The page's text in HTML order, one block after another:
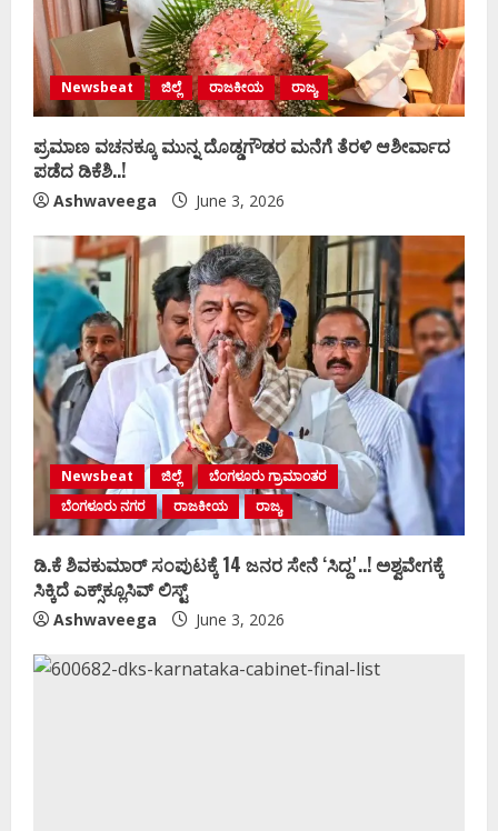
Newsbeat ಜಿಲ್ಲೆ ರಾಜಕೀಯ ರಾಜ್ಯ
ಪ್ರಮಾಣ ವಚನಕ್ಕೂ ಮುನ್ನ ದೊಡ್ಡಗೌಡರ ಮನೆಗೆ ತೆರಳಿ ಆಶೀರ್ವಾದ
ಪಡೆದ ಡಿಕೆಶಿ..!
Ashwaveega June 3, 2026
Newsbeat ಜಿಲ್ಲೆ
ಬೆಂಗಳೂರು ಗ್ರಾಮಾಂತರ
ಬೆಂಗಳೂರು ನಗರ
ರಾಜಕೀಯ ರಾಜ್ಯ
ಡಿ.ಕೆ ಶಿವಕುಮಾರ್‌ ಸಂಪುಟಕ್ಕೆ 14 ಜನರ ಸೇನೆ ʻಸಿದ್ದʼ..! ಅಶ್ವವೇಗಕ್ಕೆ
ಸಿಕ್ಕಿದೆ ಎಕ್ಸ್‌ಕ್ಲೂಸಿವ್‌ ಲಿಸ್ಟ್‌
Ashwaveega June 3, 2026